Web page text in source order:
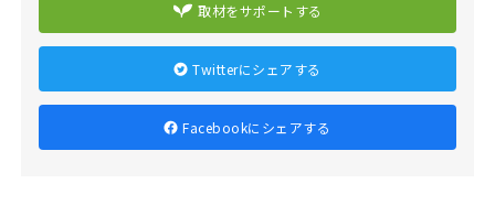
取材をサポートする
Twitterにシェアする
Facebookにシェアする